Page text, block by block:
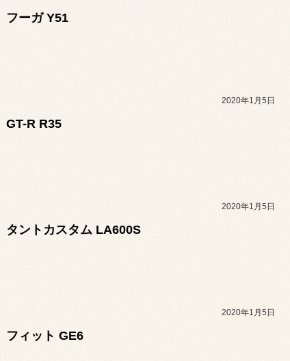
フーガ Y51
2020年1月5日
GT-R R35
2020年1月5日
タントカスタム LA600S
2020年1月5日
フィット GE6